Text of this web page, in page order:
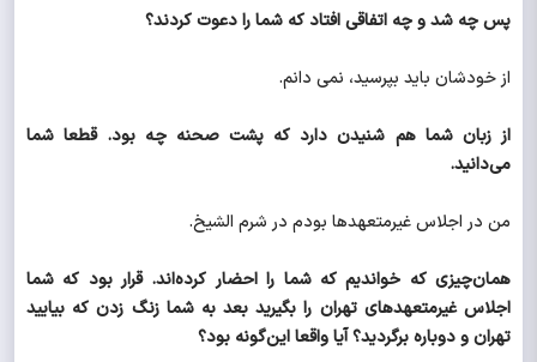
پس چه شد و چه اتفاقی افتاد که شما را دعوت کردند؟
از خودشان باید بپرسید، نمی دانم.
از زبان شما هم شنیدن دارد که پشت صحنه چه بود. قطعا شما
می‌دانید.
من در اجلاس غیرمتعهدها بودم در شرم الشیخ.
همان‌چیزی که خواندیم که شما را احضار کرده‌اند. قرار بود که شما
اجلاس غیرمتعهدهای تهران را بگیرید بعد به شما زنگ زدن که بیایید
تهران و دوباره برگردید؟ آیا واقعا این‌گونه بود؟